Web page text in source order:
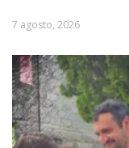
7 agosto, 2026